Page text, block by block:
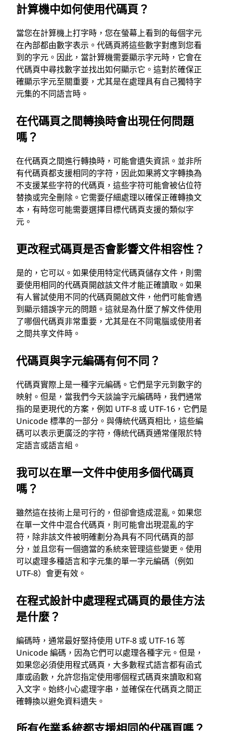
計算機中如何使用代碼頁？
當您在計算機上打字時，您在螢幕上看到的每個字元
在內部都由數字表示。代碼頁將這些數字對應到您看
到的字元。因此，當計算機需要顯示字元時，它會在
代碼頁中尋找數字並找出如何顯示它。這對於確保正
確顯示字元至關重要，尤其是在處理具有自己獨特字
元集的不同語言時。
在代碼頁之間轉換時會出現任何問題
嗎？
在代碼頁之間進行轉換時，可能會遺失資訊。並非所
有代碼頁都支援相同的字符，因此如果將文字轉換為
不支援某些字符的代碼頁，這些字符可能會被佔位符
替換或完全刪除。它需要仔細處理以確保正確轉換文
本，有時您可能需要選擇目標代碼頁支援的類似字
元。
更改程式碼頁是否會影響文件相容性？
是的，它可以。如果使用特定代碼頁儲存文件，則需
要使用相同的代碼頁開啟該文件才能正確讀取。如果
有人嘗試使用不同的代碼頁開啟文件，他們可能會遇
到顯示錯誤字元的問題。這就是為什麼了解文件使用
了哪個代碼頁非常重要，尤其是在不同電腦或使用者
之間共享文件時。
代碼頁與字元編碼有何不同？
代碼頁實際上是一種字元編碼。它們是字元到數字的
映射。但是，當我們今天談論字元編碼時，我們通常
指的是更現代的方案，例如 UTF-8 或 UTF-16，它們是
Unicode 標準的一部分。與傳統代碼頁相比，這些編
碼可以表示更廣泛的字符，傳統代碼頁通常僅限於特
定語言或語言組。
我可以在單一文件中使用多個代碼頁
嗎？
雖然這在技術上是可行的，但卻會造成混亂。如果您
在單一文件中混合代碼頁，則可能會出現混亂的字
符，除非該文件被明確劃分為具有不同代碼頁的部
分，並且您有一個適當的系統來管理這些變更。使用
可以處理多種語言和字元集的單一字元編碼（例如
UTF-8）會更有效。
在程式設計中處理程式碼頁的最佳方法
是什麼？
編碼時，通常最好堅持使用 UTF-8 或 UTF-16 等
Unicode 編碼，因為它們可以處理各種字元。但是，
如果您必須使用程式碼頁，大多數程式語言都有函式
庫或函數，允許您指定使用哪個程式碼頁來讀取和寫
入文字。始終小心處理字串，並確保在代碼頁之間正
確轉換以避免資料遺失。
所有作業系統都支援相同的代碼頁嗎？